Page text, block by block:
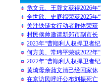
危文元、王蓉文获得2026年“
全世欣、史庭福荣获2025年“
关注铁链女行动者群体荣获
村民侯帅邀请新郑市副市长
2023年“曹顺利人权捍卫者纪
何方美、常玮平荣获2022年“
2022年“曹顺利人权捍卫者纪
黄琦母亲蒲文清己经回家休
在京访民呼吁公布刘振死亡